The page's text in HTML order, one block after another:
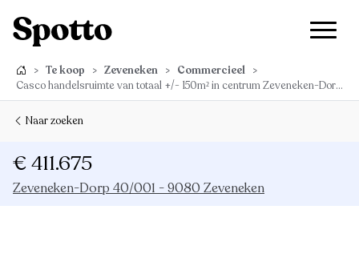
> Te koop > Zeveneken > Commercieel >
Casco handelsruimte van totaal +/- 150m² in centrum Zeveneken-Dorp!
Naar zoeken
€ 411.675
Zeveneken-Dorp 40/001 - 9080 Zeveneken